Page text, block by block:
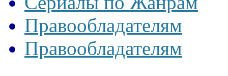
Правообладателям
Правообладателям